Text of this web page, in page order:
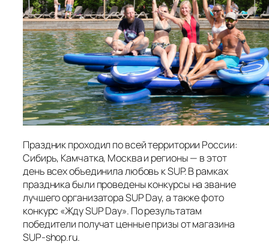
Праздник проходил по всей территории России:
Сибирь, Камчатка, Москва и регионы — в этот
день всех объединила любовь к SUP. В рамках
праздника были проведены конкурсы на звание
лучшего организатора SUP Day, а также фото
конкурс «Жду SUP Day». По результатам
победители получат ценные призы от магазина
SUP-shop.ru.